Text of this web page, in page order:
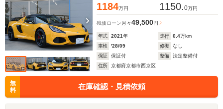
1184万円 1150.0万円
残価ローン 月々49,500円
年式 2021年 走行 0.4万km
車検
'28/09 修復
なし
保証
保証付 整備
法定整備付
住所
京都府京都市西京区
無
料
在庫確認・見積依頼